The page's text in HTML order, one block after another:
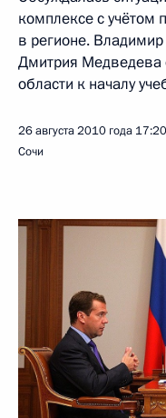
комплексе с учётом
в регионе.
Дмитрия Медведева
области к началу
26 августа 2010 года 17:20
Сочи